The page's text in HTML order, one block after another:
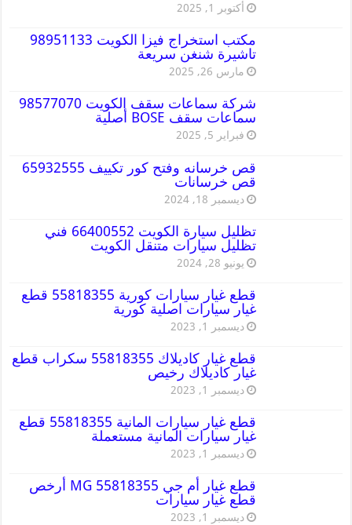
أكتوبر 1, 2025
مكتب استخراج فيزا الكويت 98951133
تاشيرة شنغن سريعة
مارس 26, 2025
شركة سماعات سقف الكويت 98577070
سماعات سقف BOSE أصلية
فبراير 5, 2025
قص خرسانه وفتح كور تكييف 65932555
قص خرسانات
ديسمبر 18, 2024
تظليل سيارة الكويت 66400552 فني
تظليل سيارات متنقل الكويت
يونيو 28, 2024
قطع غيار سيارات كورية 55818355 قطع
غيار سيارات اصلية كورية
ديسمبر 1, 2023
قطع غيار كاديلاك 55818355 سكراب قطع
غيار كاديلاك رخيص
ديسمبر 1, 2023
قطع غيار سيارات المانية 55818355 قطع
غيار سيارات المانية مستعملة
ديسمبر 1, 2023
قطع غيار أم جي MG 55818355 أرخص
قطع غيار سيارات
ديسمبر 1, 2023